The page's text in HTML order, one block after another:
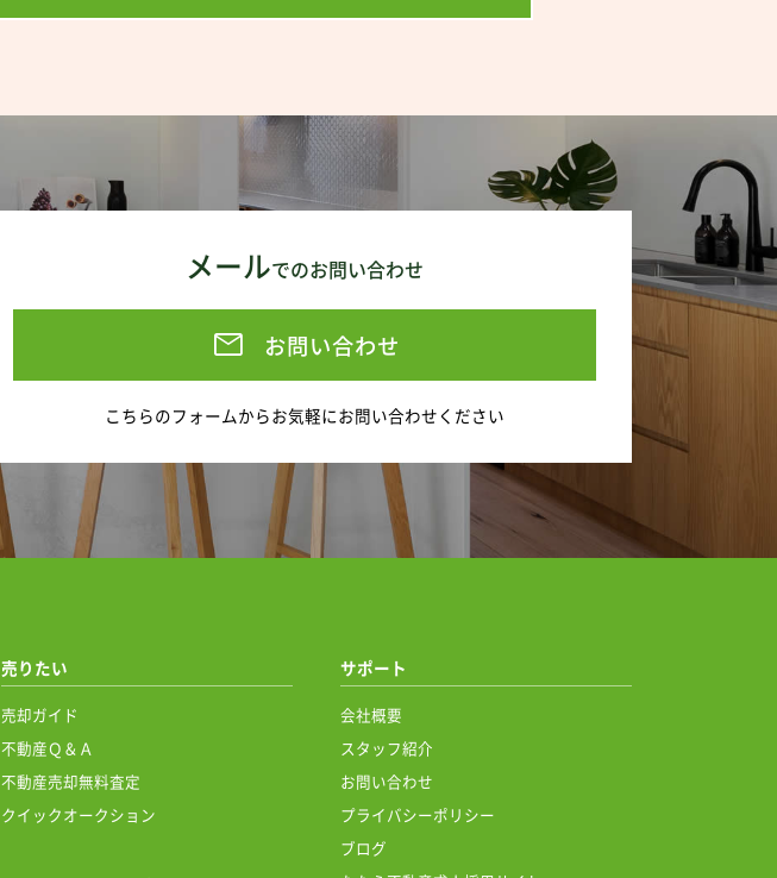
メールでのお問い合わせ
お問い合わせ
こちらのフォームからお気軽にお問い合わせください
売りたい
売却ガイド
不動産Ｑ＆Ａ
不動産売却無料査定
クイックオークション
サポート
会社概要
スタッフ紹介
お問い合わせ
プライバシーポリシー
ブログ